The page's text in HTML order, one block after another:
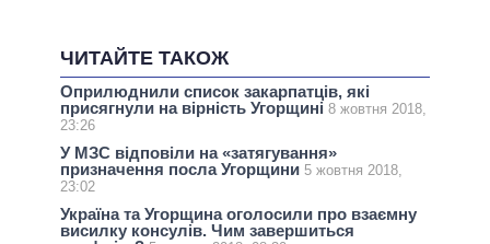
ЧИТАЙТЕ ТАКОЖ
Оприлюднили список закарпатців, які
присягнули на вірність Угорщині 8 жовтня 2018,
23:26
У МЗС відповіли на «затягування»
призначення посла Угорщини 5 жовтня 2018,
23:02
Україна та Угорщина оголосили про взаємну
висилку консулів. Чим завершиться